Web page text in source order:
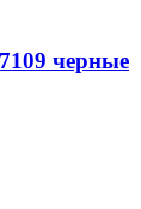
черные